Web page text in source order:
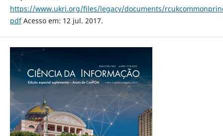
https://www.ukri.org/files/legacy/documents/
pdfAcesso em: 12 jul. 2017.